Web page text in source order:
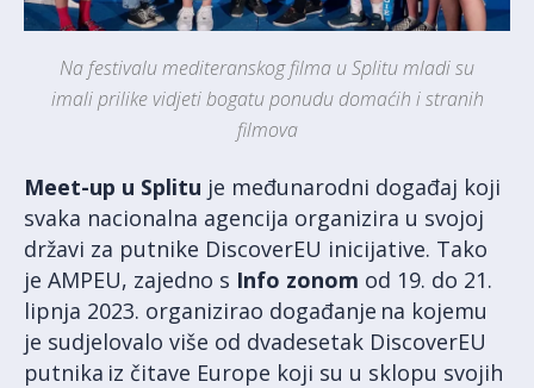
Na festivalu mediteranskog filma u Splitu mladi su
imali prilike vidjeti bogatu ponudu domaćih i stranih
filmova
Meet-up u Splitu je međunarodni događaj koji
svaka nacionalna agencija organizira u svojoj
državi za putnike DiscoverEU inicijative. Tako
je AMPEU, zajedno s Info zonom od 19. do 21.
lipnja 2023. organizirao događanje na kojemu
je sudjelovalo više od dvadesetak DiscoverEU
putnika iz čitave Europe koji su u sklopu svojih